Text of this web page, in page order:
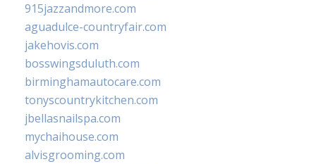
915jazzandmore.com
aguadulce-countryfair.com
jakehovis.com
bosswingsduluth.com
birminghamautocare.com
tonyscountrykitchen.com
jbellasnailspa.com
mychaihouse.com
alvisgrooming.com